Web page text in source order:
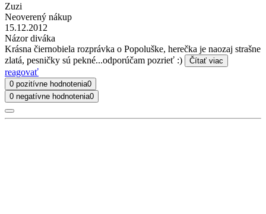
Zuzi
Neoverený nákup
15.12.2012
Názor diváka
Krásna čiernobiela rozprávka o Popoluške, herečka je naozaj strašne
zlatá, pesničky sú pekné...odporúčam pozrieť :)
Čítať viac
reagovať
0 pozitívne hodnotenia0
0 negatívne hodnotenia0